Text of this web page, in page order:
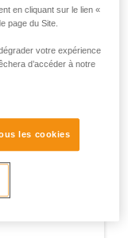
en cliquant sur le lien «
page du Site.
votre expérience
d’accéder à notre
les cookies